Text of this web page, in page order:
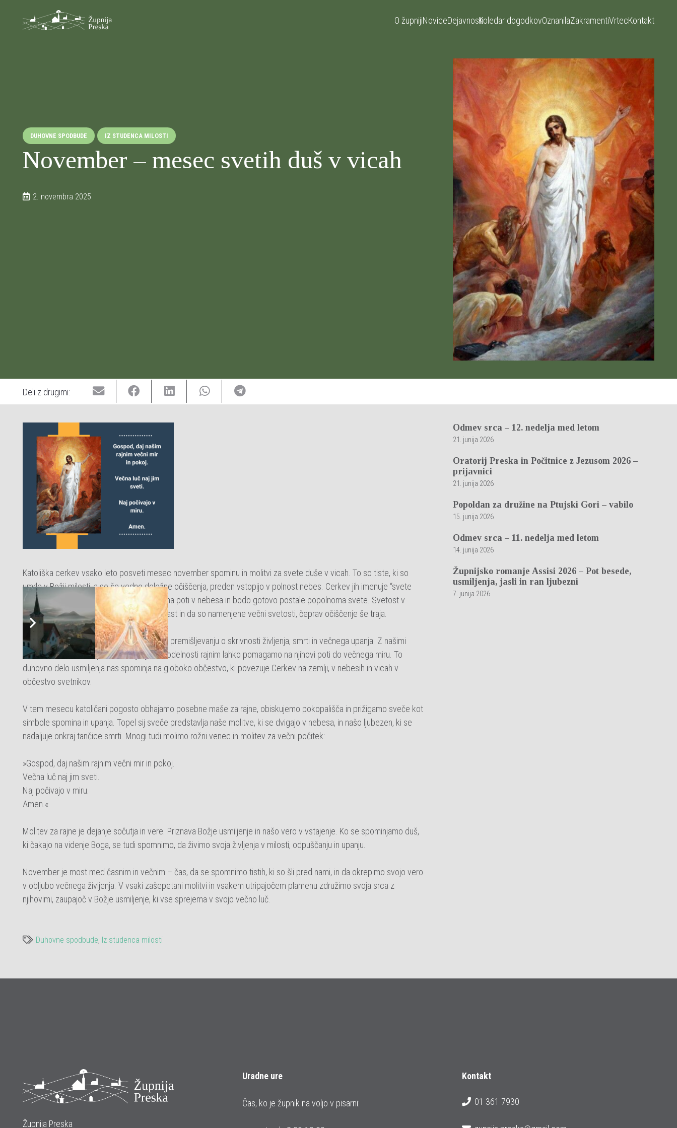
O župnijiNoviceDejavnostiKoledar dogodkovOznanilaZakramentiVrtecKontakt
DUHOVNE SPODBUDE IZ STUDENCA MILOSTI
️November – mesec svetih duš v vicah
2. novembra 2025
Deli z drugimi:
Katoliška cerkev vsako leto posveti mesec november spominu in molitvi za svete duše v vicah. To so tiste, ki so
umrle v Božji milosti, a so še vedno deležne očiščenja, preden vstopijo v polnost nebes. Cerkev jih imenuje “svete
duše v vicah”, ker so v Božji milosti, varno na poti v nebesa in bodo gotovo postale popolnoma svete. Svetost v
njihovem primeru pomeni, da so že Božja last in da so namenjene večni svetosti, čeprav očiščenje še traja.
To je sveti čas, ko smo verniki povabljeni k premišljevanju o skrivnosti življenja, smrti in večnega upanja. Z našimi
molitvami, žrtvami, odpustki in dejanji dobrodelnosti rajnim lahko pomagamo na njihovi poti do večnega miru. To
duhovno delo usmiljenja nas spominja na globoko občestvo, ki povezuje Cerkev na zemlji, v nebesih in vicah v
občestvo svetnikov.
V tem mesecu katoličani pogosto obhajamo posebne maše za rajne, obiskujemo pokopališča in prižigamo sveče kot
simbole spomina in upanja. Topel sij sveče predstavlja naše molitve, ki se dvigajo v nebesa, in našo ljubezen, ki se
nadaljuje onkraj tančice smrti. Mnogi tudi molimo rožni venec in molitev za večni počitek:
»Gospod, daj našim rajnim večni mir in pokoj.
Večna luč naj jim sveti.
Naj počivajo v miru.
Amen.«
Molitev za rajne je dejanje sočutja in vere. Priznava Božje usmiljenje in našo vero v vstajenje. Ko se spominjamo duš,
ki čakajo na videnje Boga, se tudi spomnimo, da živimo svoja življenja v milosti, odpuščanju in upanju.
November je most med časnim in večnim – čas, da se spomnimo tistih, ki so šli pred nami, in da okrepimo svojo vero
v obljubo večnega življenja. V vsaki zašepetani molitvi in ​​vsakem utripajočem plamenu združimo svoja srca z
njihovimi, zaupajoč v Božje usmiljenje, ki vse sprejema v svojo večno luč.
Duhovne spodbude, Iz studenca milosti
Odmev srca – 12. nedelja med letom
21. junija 2026
Oratorij Preska in Počitnice z Jezusom 2026 –
prijavnici
21. junija 2026
Popoldan za družine na Ptujski Gori – vabilo
15. junija 2026
Odmev srca – 11. nedelja med letom
14. junija 2026
Župnijsko romanje Assisi 2026 – Pot besede,
usmiljenja, jasli in ran ljubezni
7. junija 2026
Župnija Preska
Uradne ure
Čas, ko je župnik na voljo v pisarni:
Kontakt
01 361 7930